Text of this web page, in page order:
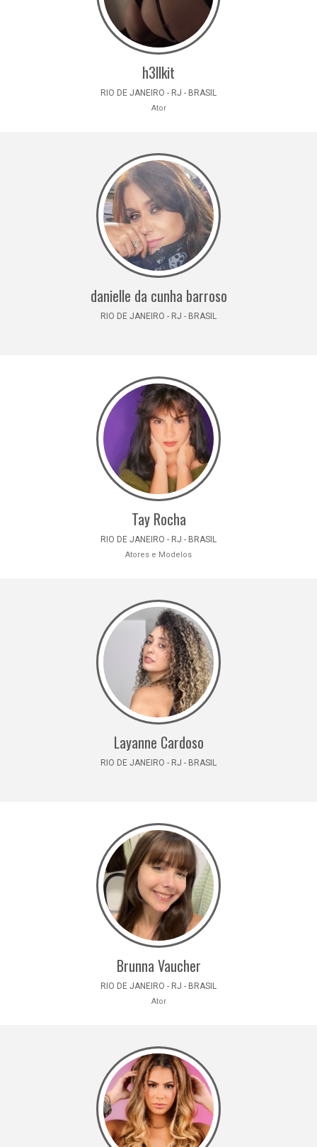
h3llkit
RIO DE JANEIRO - RJ - BRASIL
Ator
danielle da cunha barroso
RIO DE JANEIRO - RJ - BRASIL
Tay Rocha
RIO DE JANEIRO - RJ - BRASIL
Atores e Modelos
Layanne Cardoso
RIO DE JANEIRO - RJ - BRASIL
Brunna Vaucher
RIO DE JANEIRO - RJ - BRASIL
Ator